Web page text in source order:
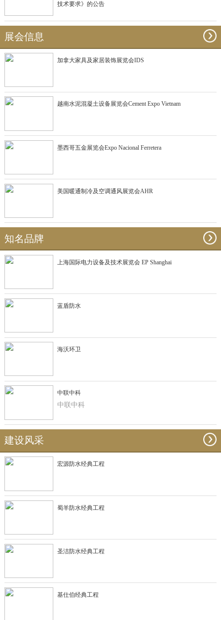
技术要求》的公告
展会信息
加拿大家具及家居装饰展览会IDS
越南水泥混凝土设备展览会Cement Expo Vietnam
墨西哥五金展览会Expo Nacional Ferretera
美国暖通制冷及空调通风展览会AHR
知名品牌
上海国际电力设备及技术展览会 EP Shanghai
蓝盾防水
海沃环卫
中联中科
中联中科
建设风采
宏源防水经典工程
蜀羊防水经典工程
圣洁防水经典工程
基仕伯经典工程